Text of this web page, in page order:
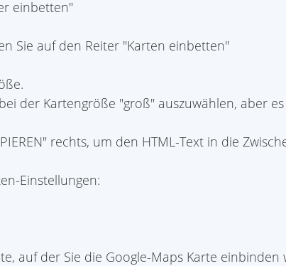
einbetten"
Sie auf den Reiter "Karten einbetten"
der Kartengröße "groß" auszuwählen, aber
rechts, um den HTML-Text in die
Einstellungen:
auf der Sie die Google-Maps Karte einbinden